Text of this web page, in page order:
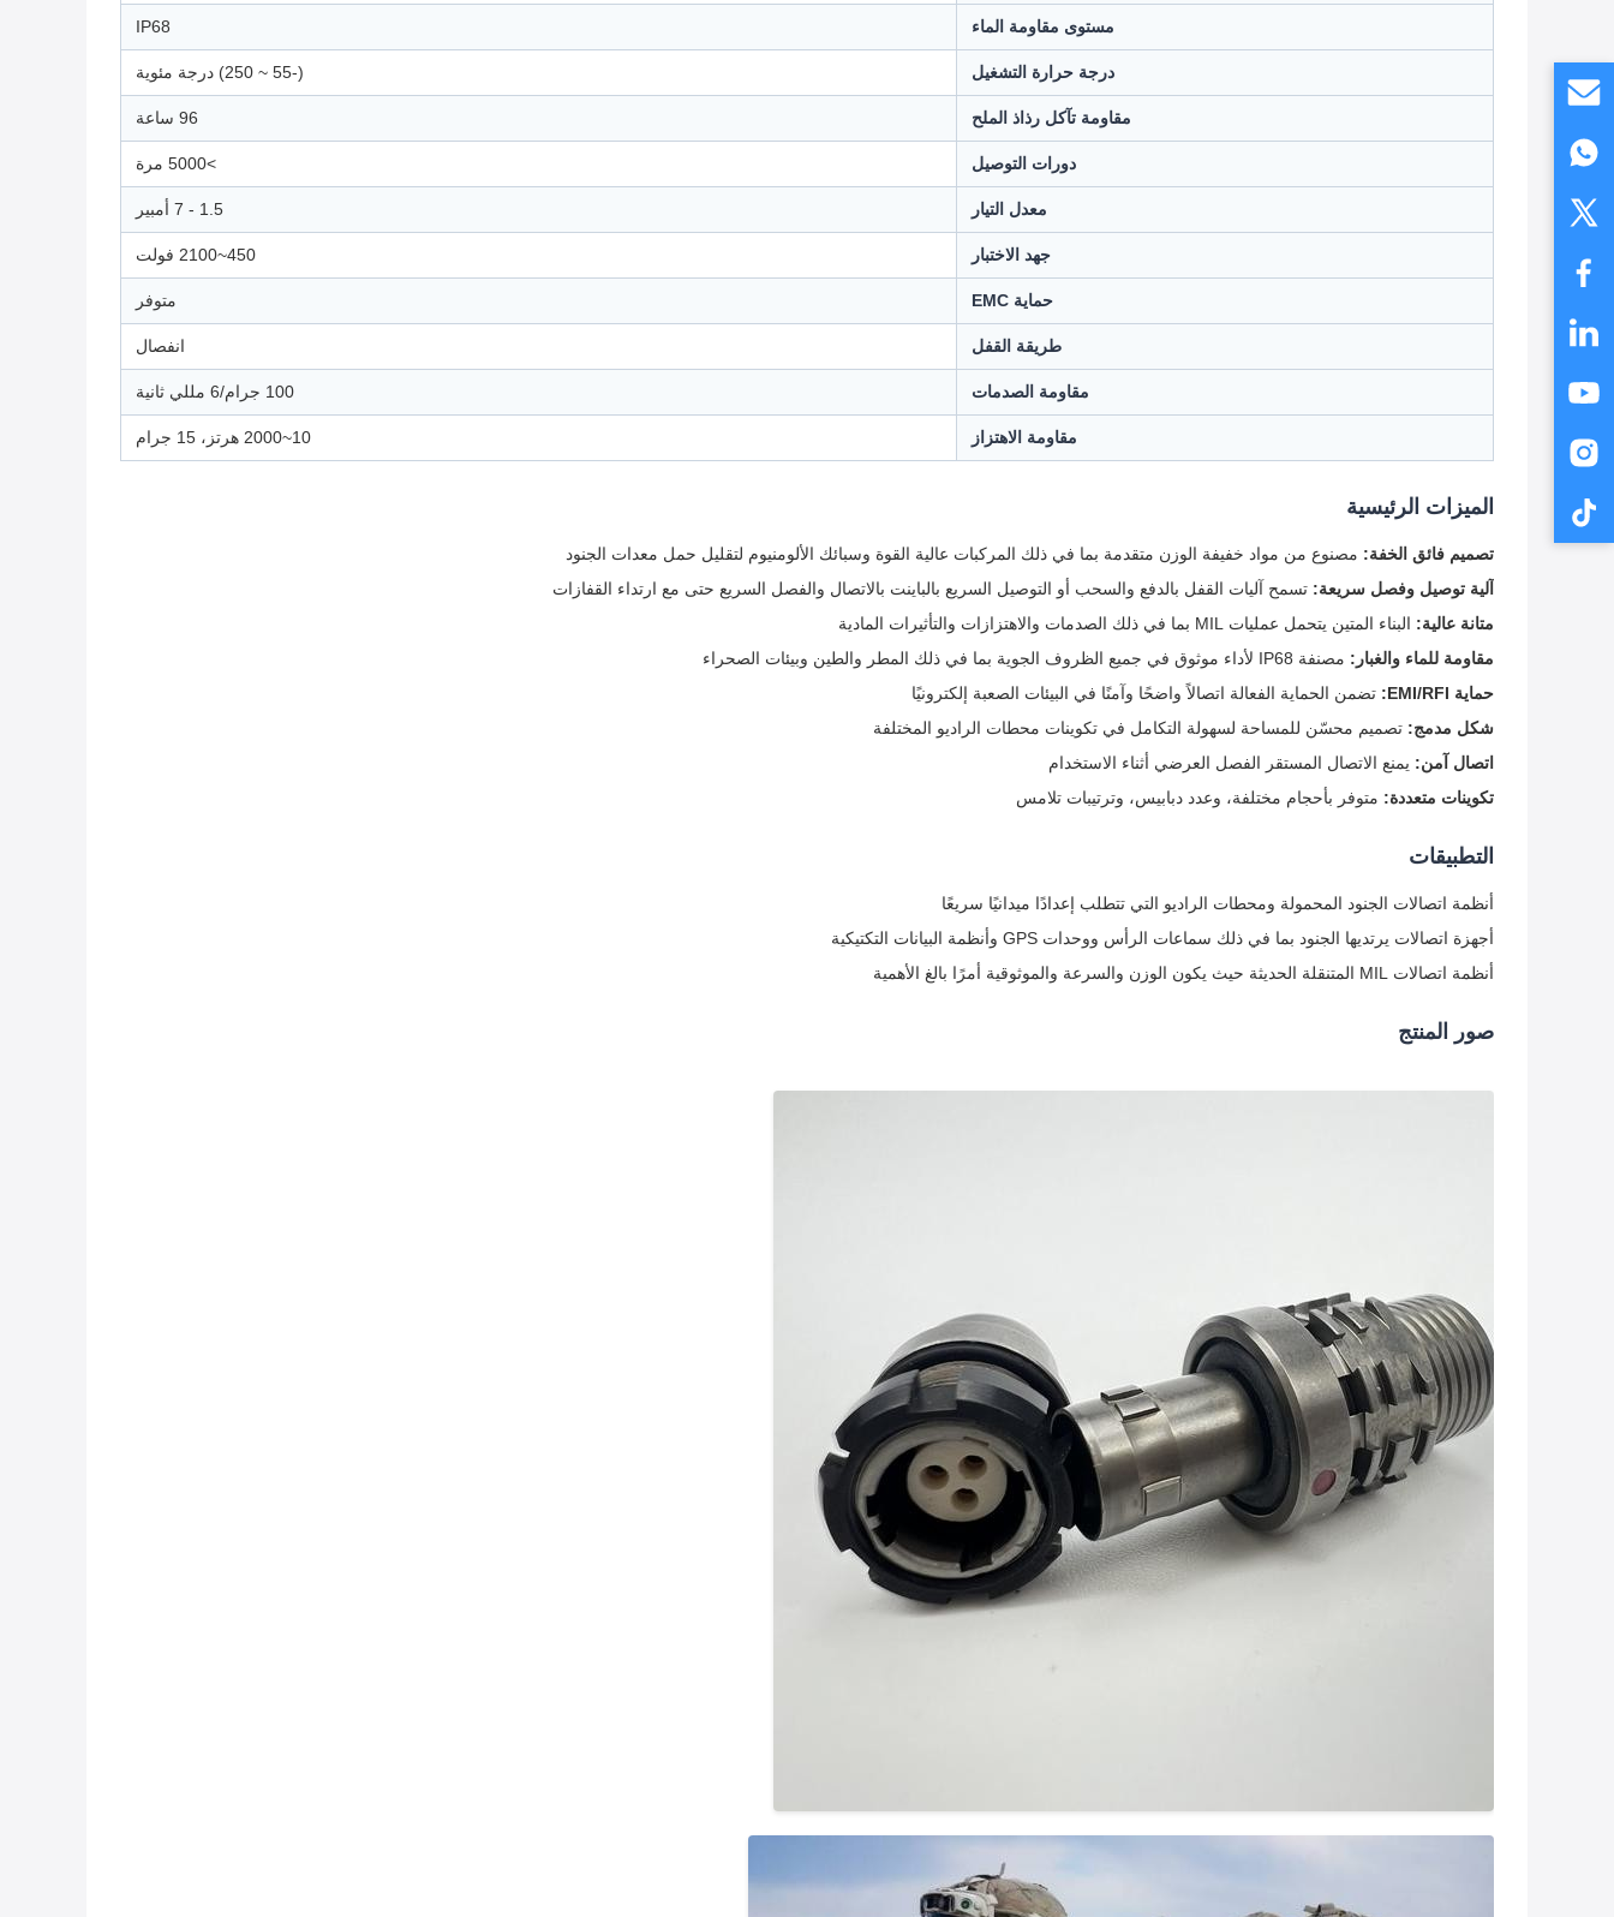
مستوى مقاومة الماء IP68
درجة حرارة التشغيل (-55 ~ 250) درجة مئوية
مقاومة تآكل رذاذ الملح 96 ساعة
دورات التوصيل >5000 مرة
معدل التيار 1.5 - 7 أمبير
جهد الاختبار 450~2100 فولت
حماية EMC متوفر
طريقة القفل انفصال
مقاومة الصدمات 100 جرام/6 مللي ثانية
مقاومة الاهتزاز 10~2000 هرتز، 15 جرام
الميزات الرئيسية
تصميم فائق الخفة: مصنوع من مواد خفيفة الوزن متقدمة بما في ذلك المركبات عالية القوة وسبائك الألومنيوم لتقليل حمل معدات الجنود
آلية توصيل وفصل سريعة: تسمح آليات القفل بالدفع والسحب أو التوصيل السريع بالباينت بالاتصال والفصل السريع حتى مع ارتداء القفازات
متانة عالية: البناء المتين يتحمل عمليات MIL بما في ذلك الصدمات والاهتزازات والتأثيرات المادية
مقاومة للماء والغبار: مصنفة IP68 لأداء موثوق في جميع الظروف الجوية بما في ذلك المطر والطين وبيئات الصحراء
حماية EMI/RFI:
تضمن الحماية الفعالة اتصالاً واضحًا وآمنًا في البيئات الصعبة إلكترونيًا
شكل مدمج: تصميم محسّن للمساحة لسهولة التكامل في تكوينات محطات الراديو المختلفة
اتصال آمن: يمنع الاتصال المستقر الفصل العرضي أثناء الاستخدام
تكوينات متعددة: متوفر بأحجام مختلفة، وعدد دبابيس، وترتيبات تلامس
التطبيقات
أنظمة اتصالات الجنود المحمولة ومحطات الراديو التي تتطلب إعدادًا ميدانيًا سريعًا
أجهزة اتصالات يرتديها الجنود بما في ذلك سماعات الرأس ووحدات GPS وأنظمة البيانات التكتيكية
أنظمة اتصالات MIL المتنقلة الحديثة حيث يكون الوزن والسرعة والموثوقية أمرًا بالغ الأهمية
صور المنتج